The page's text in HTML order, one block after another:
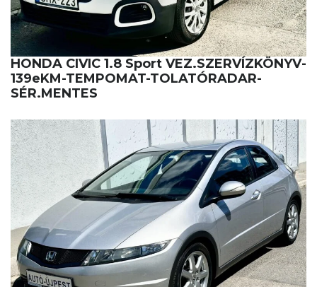
HONDA CIVIC 1.8 Sport VEZ.SZERVÍZKÖNYV-
139eKM-TEMPOMAT-TOLATÓRADAR-
SÉR.MENTES